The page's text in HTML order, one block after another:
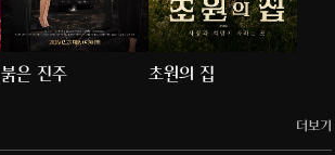
붉은 진주 초원의 집
더보기